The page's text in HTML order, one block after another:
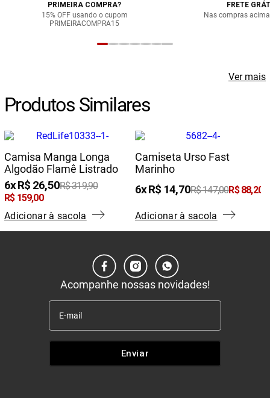
PRIMEIRA COMPRA?
15% OFF usando o cupom
PRIMEIRACOMPRA15
FRETE
Nas compras
Produtos Similares
Camisa Manga Longa
Algodão Flamê Listrado
6 R$ 26,50R$319,90
R$ 159,00
Adicionar à sacola
Camiseta Urso Fast
Marinho
6 R$ 14,70R$147,00R$ 88,20
Adicionar à sacola
Ver mais
Acompanhe nossas novidades!
Enviar